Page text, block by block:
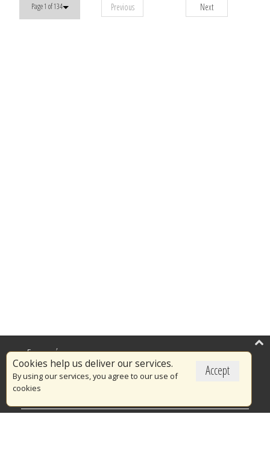
Page 1 of 134 Previous Next
Accept
Cookies help us deliver our services.
By using our services, you agree to our use of
cookies
Επικαιρότητα
Το Πυροσβεστικό Σώμα